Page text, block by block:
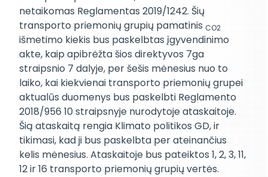
netaikomas Reglamentas 2019/1242. Šių
transporto priemonių grupių pamatinis CO2
išmetimo kiekis bus paskelbtas įgyvendinimo
akte, kaip apibrėžta šios direktyvos 7ga
straipsnio 7 dalyje, per šešis mėnesius nuo to
laiko, kai kiekvienai transporto priemonių grupei
aktualūs duomenys bus paskelbti Reglamento
2018/956 10 straipsnyje nurodytoje ataskaitoje.
Šią ataskaitą rengia Klimato politikos GD, ir
tikimasi, kad ji bus paskelbta per ateinančius
kelis mėnesius. Ataskaitoje bus pateiktos 1, 2, 3, 11,
12 ir 16 transporto priemonių grupių vertės.